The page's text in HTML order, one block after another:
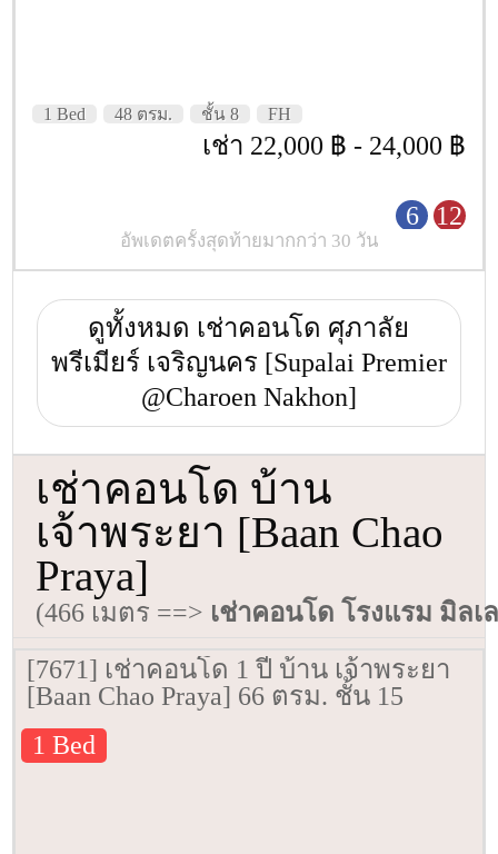
1 Bed 48 ตรม. ชั้น 8 FH
เช่า 22,000 ฿ - 24,000 ฿
6 12
อัพเดตครั้งสุดท้ายมากกว่า 30 วัน
ดูทั้งหมด เช่าคอนโด ศุภาลัย
พรีเมียร์ เจริญนคร [Supalai Premier
@Charoen Nakhon]
เช่าคอนโด บ้าน
เจ้าพระยา [Baan Chao
Praya]
(466 เมตร ==> เช่าคอนโด โรงแรม มิล
[7671] เช่าคอนโด 1 ปี บ้าน เจ้าพระยา
[Baan Chao Praya] 66 ตรม. ชั้น 15
1 Bed